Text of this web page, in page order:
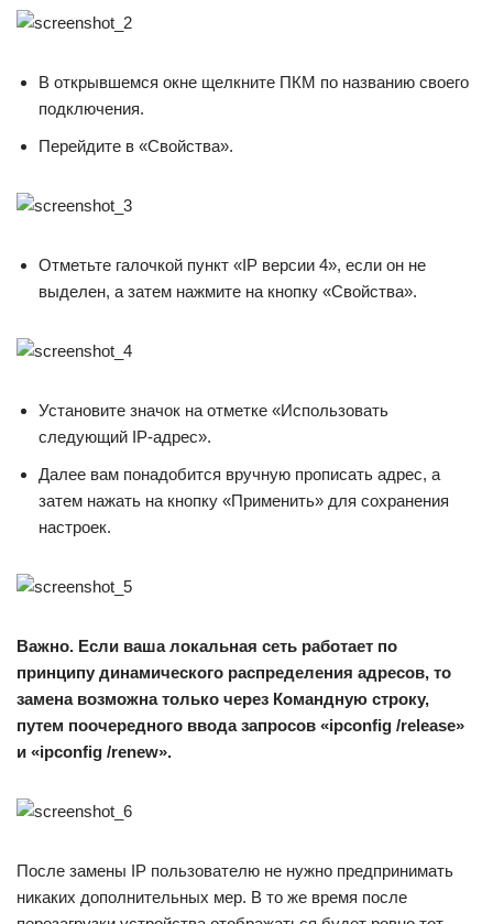
В открывшемся окне щелкните ПКМ по названию своего
подключения.
Перейдите в «Свойства».
Отметьте галочкой пункт «IP версии 4», если он не
выделен, а затем нажмите на кнопку «Свойства».
Установите значок на отметке «Использовать
следующий IP-адрес».
Далее вам понадобится вручную прописать адрес, а
затем нажать на кнопку «Применить» для сохранения
настроек.
Важно. Если ваша локальная сеть работает по
принципу динамического распределения адресов, то
замена возможна только через Командную строку,
путем поочередного ввода запросов «ipconfig /release»
и «ipconfig /renew».
После замены IP пользователю не нужно предпринимать
никаких дополнительных мер. В то же время после